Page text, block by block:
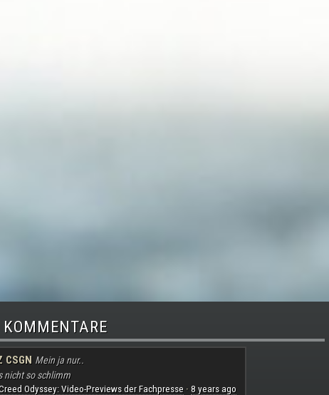
KOMMENTARE
CSGN Mein ja nur..
nicht so schlimm
Odyssey: Video-Previews der Fachpresse· 8 years ago